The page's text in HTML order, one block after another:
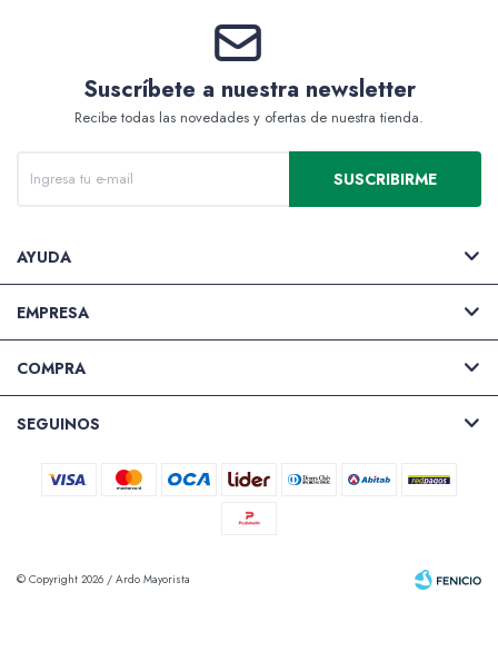
Suscríbete a nuestra newsletter
Recibe todas las novedades y ofertas de nuestra tienda.
SUSCRIBIRME
AYUDA
EMPRESA
COMPRA
SEGUINOS
© Copyright 2026 / Ardo Mayorista